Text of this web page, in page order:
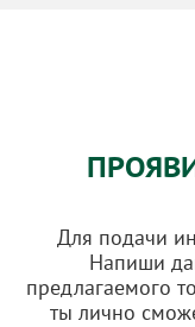
Для подачи
Напиши
предлагаемого
ты лично